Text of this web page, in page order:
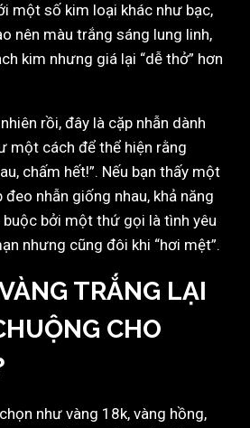
một số kim loại khác như bạc,
nên màu trắng sáng lung linh,
kim nhưng giá lại “dễ thở” hơn
rồi, đây là cặp nhẫn dành
một cách để thể hiện rằng
chấm hết!”. Nếu bạn thấy một
nhẫn giống nhau, khả năng
buộc bởi một thứ gọi là tình yêu
nhưng cũng đôi khi “hơi mệt”.
TRẮNG LẠI
CHO
như vàng 18k, vàng hồng,